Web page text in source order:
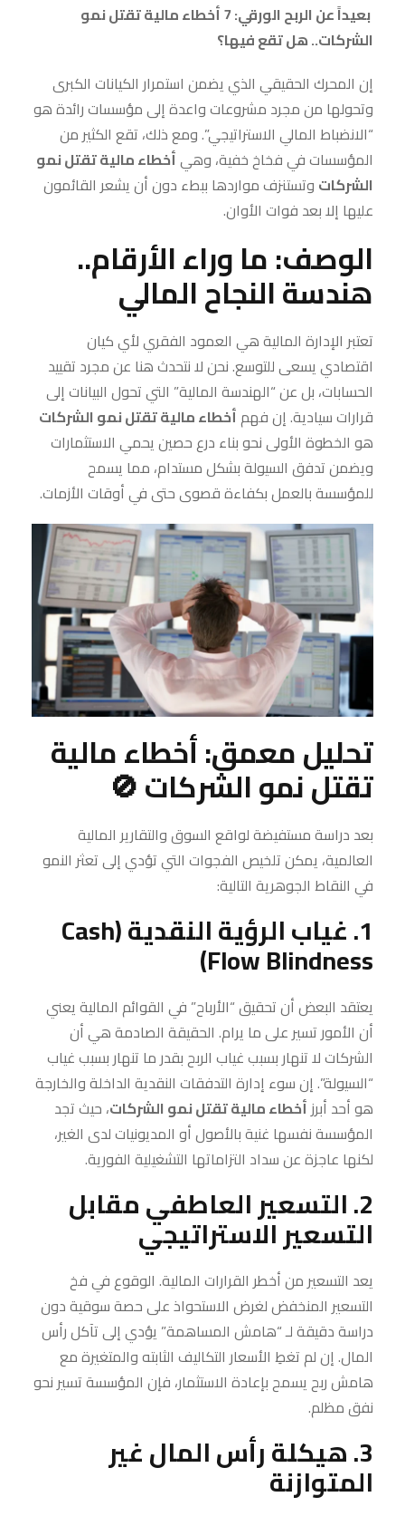
بعيداً عن الربح الورقي: 7 أخطاء مالية تقتل نمو
الشركات.. هل تقع فيها؟
إن المحرك الحقيقي الذي يضمن استمرار الكيانات الكبرى
وتحولها من مجرد مشروعات واعدة إلى مؤسسات رائدة هو
“الانضباط المالي الاستراتيجي”. ومع ذلك، تقع الكثير من
المؤسسات في فخاخ خفية، وهيأخطاء مالية تقتل نمو
الشركات وتستنزف مواردها ببطء دون أن يشعر القائمون
عليها إلا بعد فوات الأوان.
الوصف: ما وراء الأرقام..
هندسة النجاح المالي
تعتبر الإدارة المالية هي العمود الفقري لأي كيان
اقتصادي يسعى للتوسع. نحن لا نتحدث هنا عن مجرد تقييد
الحسابات، بل عن “الهندسة المالية” التي تحول البيانات إلى
قرارات سيادية. إن فهمأخطاء مالية تقتل نمو الشركات
هو الخطوة الأولى نحو بناء درع حصين يحمي الاستثمارات
ويضمن تدفق السيولة بشكل مستدام، مما يسمح
للمؤسسة بالعمل بكفاءة قصوى حتى في أوقات الأزمات.
تحليل معمق: أخطاء مالية
تقتل نمو الشركات 🚫
بعد دراسة مستفيضة لواقع السوق والتقارير المالية
العالمية، يمكن تلخيص الفجوات التي تؤدي إلى تعثر النمو
في النقاط الجوهرية التالية:
1. غياب الرؤية النقدية (Cash
Flow Blindness)
يعتقد البعض أن تحقيق “الأرباح” في القوائم المالية يعني
أن الأمور تسير على ما يرام. الحقيقة الصادمة هي أن
الشركات لا تنهار بسبب غياب الربح بقدر ما تنهار بسبب غياب
“السيولة”. إن سوء إدارة التدفقات النقدية الداخلة والخارجة
هو أحد أبرز أخطاء مالية تقتل نمو الشركات، حيث تجد
المؤسسة نفسها غنية بالأصول أو المديونيات لدى الغير،
لكنها عاجزة عن سداد التزاماتها التشغيلية الفورية.
2. التسعير العاطفي مقابل
التسعير الاستراتيجي
يعد التسعير من أخطر القرارات المالية. الوقوع في فخ
التسعير المنخفض لغرض الاستحواذ على حصة سوقية دون
دراسة دقيقة لـ “هامش المساهمة” يؤدي إلى تآكل رأس
المال. إن لم تغطِ الأسعار التكاليف الثابته والمتغيرة مع
هامش ربح يسمح بإعادة الاستثمار، فإن المؤسسة تسير نحو
نفق مظلم.
3. هيكلة رأس المال غير
المتوازنة